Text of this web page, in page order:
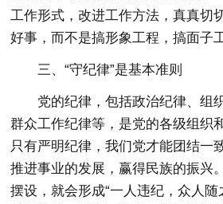
工作形式，改进工作方法，真真切
好事，而不是搞形象工程，搞面子
三、“守纪律”是基本准则
党的纪律，包括政治纪律、组
群众工作纪律等，是党的各级组织
只有严明纪律，我们党才能团结一
推进事业的发展，赢得民族的振兴
摆设，就会形成“一人违纪，众人随